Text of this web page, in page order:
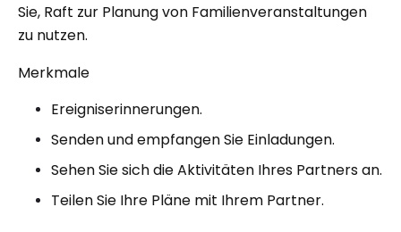
Sie, Raft zur Planung von Familienveranstaltungen
zu nutzen.
Merkmale
Ereigniserinnerungen.
Senden und empfangen Sie Einladungen.
Sehen Sie sich die Aktivitäten Ihres Partners an.
Teilen Sie Ihre Pläne mit Ihrem Partner.